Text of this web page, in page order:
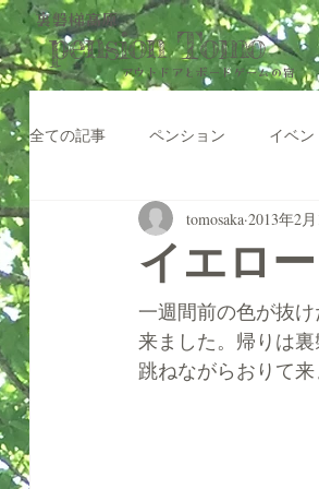
裏磐梯高原
pension Tomo
アウトドアと​ボードゲームの宿
全ての記事 ペンション イベン
イエロ
tomosaka 2013年2
一週間前の色が抜
来ました。帰りは
跳ねながらおりて